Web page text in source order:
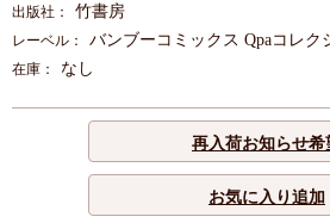
出版社： 竹書房
レーベル： バンブーコミックス Qpaコレク
在庫： なし
再入荷お知らせ希
お気に入り追加